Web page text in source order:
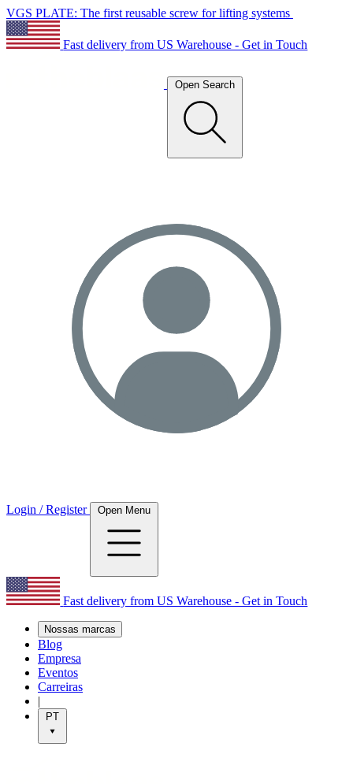
VGS PLATE: The first reusable screw for lifting systems
Fast delivery from US Warehouse - Get in Touch
Open Search
Login / Register Open Menu
Fast delivery from US Warehouse - Get in Touch
Nossas marcas
Blog
Empresa
Eventos
Carreiras
|
PT